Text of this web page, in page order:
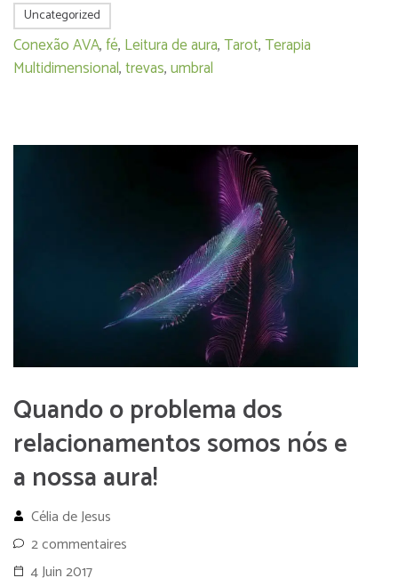
Uncategorized
Conexão AVA,fé, Leitura de aura,Tarot,Terapia
Multidimensional,trevas,umbral
Quando o problema dos
relacionamentos somos nós e
a nossa aura!
Célia de Jesus
2 commentaires
4 Juin 2017